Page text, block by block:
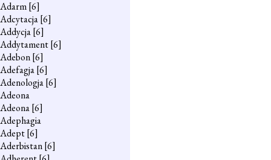
Adarm[6]
Adcytacja[6]
Addycja[6]
Addytament[6]
Adebon[6]
Adefagja[6]
Adenologja[6]
Adeona
Adeona[6]
Adephagia
Adept[6]
Aderbistan[6]